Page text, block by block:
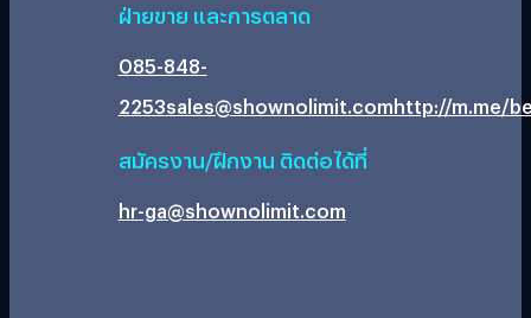
ฝ่ายขาย และการตลาด
085-848-
2253sales@shownolimit.comhttp://m.me/
สมัครงาน/ฝึกงาน ติดต่อได้ที่
hr-ga@shownolimit.com